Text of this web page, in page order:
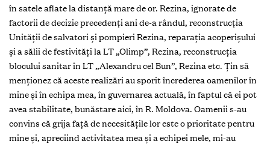
în satele aflate la distanță mare de or. Rezina, ignorate de
factorii de decizie precedenți ani de-a rândul, reconstrucția
Unității de salvatori și pompieri Rezina, reparația acoperișului
și a sălii de festivități la LT „Olimp”, Rezina, reconstrucția
blocului sanitar în LT „Alexandru cel Bun”, Rezina etc. Țin să
menționez că aceste realizări au sporit încrederea oamenilor în
mine și în echipa mea, în guvernarea actuală, în faptul că ei pot
avea stabilitate, bunăstare aici, în R. Moldova. Oamenii s-au
convins că grija față de necesitățile lor este o prioritate pentru
mine și, apreciind activitatea mea și a echipei mele, mi-au